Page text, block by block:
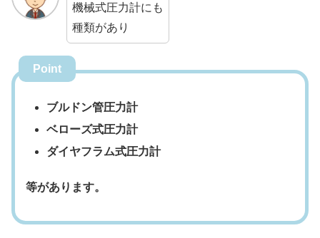
機械式圧力計にも
種類があり
Point
ブルドン管圧力計
ベローズ式圧力計
ダイヤフラム式圧力計
等があります。